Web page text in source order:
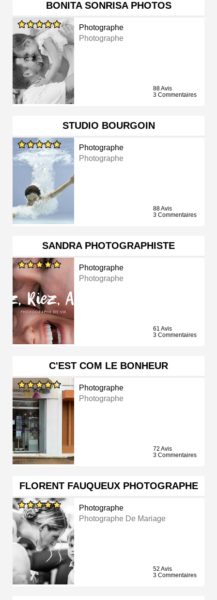
BONITA SONRISA PHOTOS
Photographe
Photographe
88 Avis
3 Commentaires
STUDIO BOURGOIN
Photographe
Photographe
88 Avis
3 Commentaires
SANDRA PHOTOGRAPHISTE
Photographe
Photographe
61 Avis
3 Commentaires
C'EST COM LE BONHEUR
Photographe
Photographe
72 Avis
3 Commentaires
FLORENT FAUQUEUX PHOTOGRAPHE
Photographe
Photographe De Mariage
52 Avis
3 Commentaires